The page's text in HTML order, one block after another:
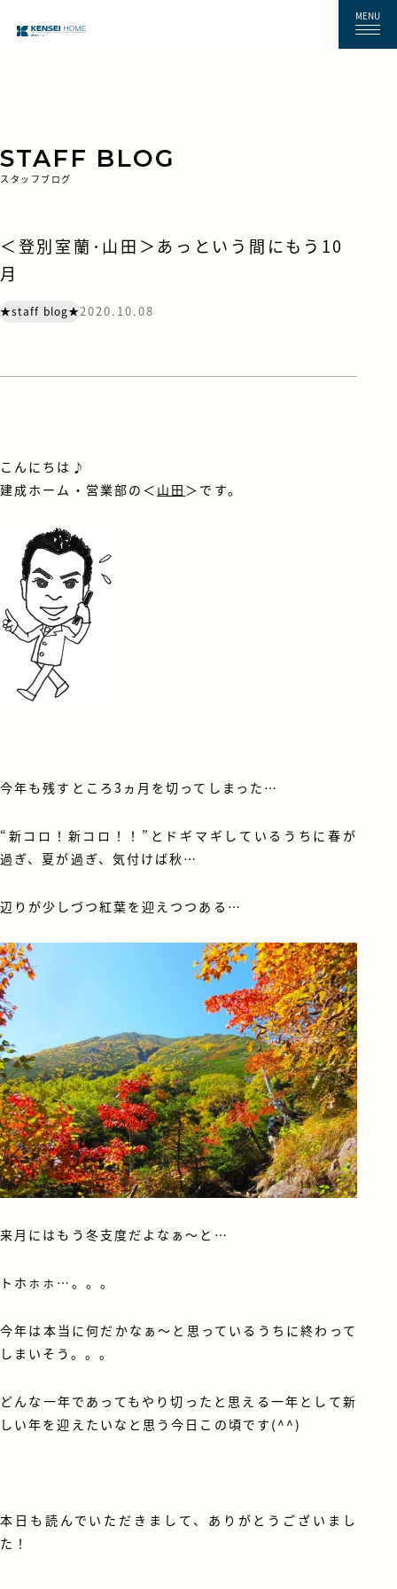
MENU
STAFF BLOG
スタッフブログ
＜登別室蘭･山田＞あっという間にもう10
月
★staff blog★2020.10.08
こんにちは♪
建成ホーム・営業部の＜ 山田 ＞です。
今年も残すところ3ヵ月を切ってしまった…
“新コロ！新コロ！！”とドギマギしているうちに春が
過ぎ、夏が過ぎ、気付けば秋…
辺りが少しづつ紅葉を迎えつつある…
来月にはもう冬支度だよなぁ～と…
トホㇹㇹ…。。。
今年は本当に何だかなぁ～と思っているうちに終わって
しまいそう。。。
どんな一年であってもやり切ったと思える一年として新
しい年を迎えたいなと思う今日この頃です(^^)
本日も読んでいただきまして、ありがとうございまし
た！